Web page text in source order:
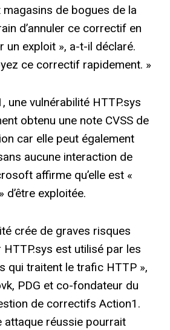
de bogues de la
d’annuler ce correctif en
un exploit », a-t-il déclaré.
ce correctif rapidement. »
une vulnérabilité HTTP.sys
obtenu une note CVSS de
car elle peut également
aucune interaction de
affirme qu’elle est «
d’être exploitée.
crée de graves risques
est utilisé par les
qui traitent le trafic HTTP »,
PDG et co-fondateur du
de correctifs Action1.
attaque réussie pourrait